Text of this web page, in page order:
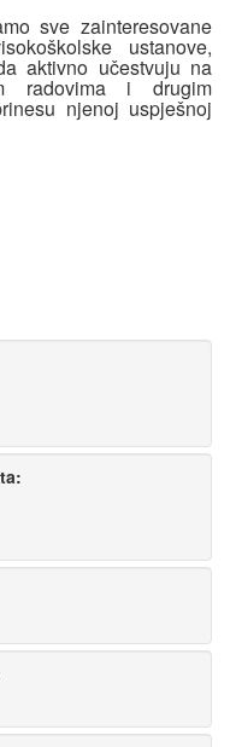
sve zainteresovane
ustanove,
aktivno učestvuju na
radovima i drugim
njenoj uspješnoj